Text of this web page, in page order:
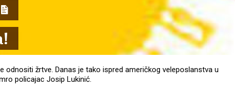
odnositi žrtve. Danas je tako ispred američkog veleposlanstva u
policajac Josip Lukinić.